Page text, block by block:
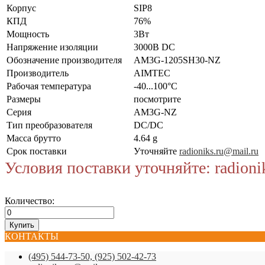
Корпус
SIP8
КПД
76%
Мощность
3Вт
Напряжение изоляции
3000В DC
Обозначение производителя
AM3G-1205SH30-NZ
Производитель
AIMTEC
Рабочая температура
-40...100°C
Размеры
посмотрите
Серия
AM3G-NZ
Тип преобразователя
DC/DC
Масса брутто
4.64 g
Срок поставки
Уточняйте radioniks.ru@mail.ru
Условия поставки уточняйте:
Количество:
КОНТАКТЫ
(495) 544-73-50, (925) 502-42-73